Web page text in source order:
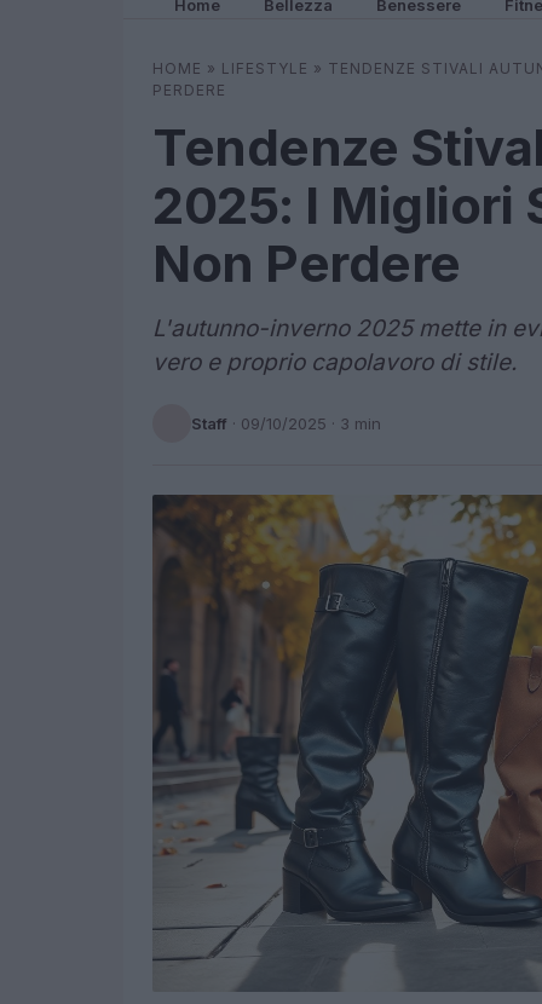
Home Bellezza Benessere
HOME » LIFESTYLE » TENDENZE STIVALI
PERDERE
Tendenze
2025: I Migliori
Non Perdere
L'autunno-inverno 2025 mette in
vero e proprio capolavoro di stile.
Staff · 09/10/2025 · 3 min